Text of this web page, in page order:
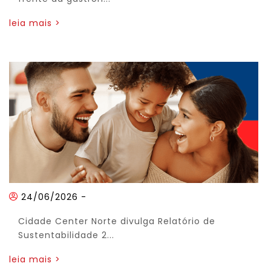
leia mais >
24/06/2026 -
Cidade Center Norte divulga Relatório de
Sustentabilidade 2...
leia mais >